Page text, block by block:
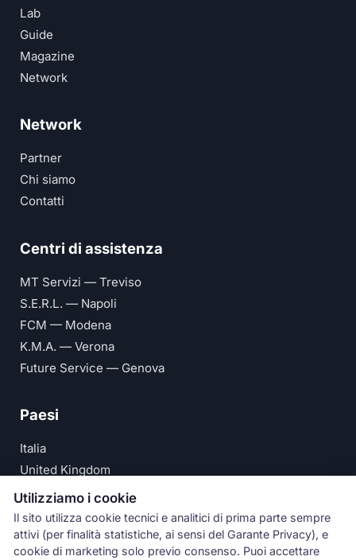
Lab
Guide
Magazine
Network
Network
Partner
Chi siamo
Contatti
Centri di assistenza
MT Servizi — Treviso
S.E.R.L. — Napoli
FCM — Modena
K.M.A. — Verona
Future Service — Genova
Paesi
Italia
United Kingdom
Deutschland
España
© Numeri Primi Srl — P.IVA IT11621120960 ·Privacy e
Utilizziamo i cookie
Il sito utilizza cookie tecnici e analitici di prima parte sempre
attivi (per finalità statistiche, ai sensi del Garante Privacy), e
cookie di marketing solo previo consenso. Puoi accettare